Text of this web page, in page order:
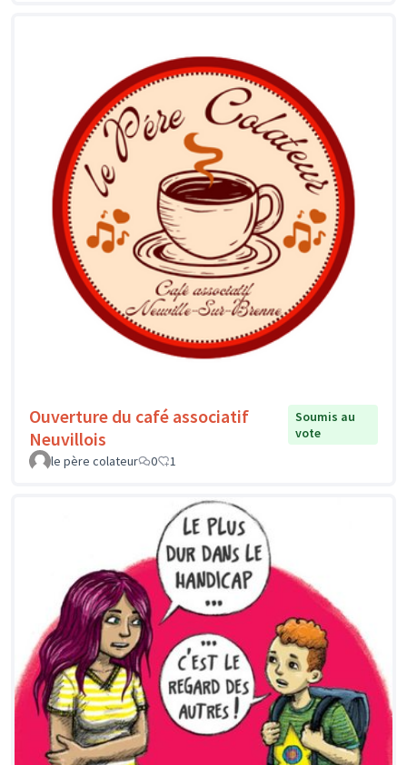
Ouverture du café associatif
Neuvillois
Soumis au
vote
le père colateur
0 1